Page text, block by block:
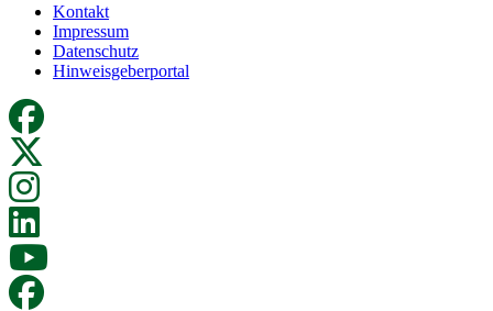
Kontakt
Impressum
Datenschutz
Hinweisgeberportal